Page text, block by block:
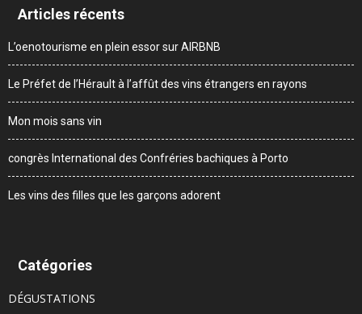
Articles récents
L’oenotourisme en plein essor sur AIRBNB
Le Préfet de l’Hérault à l’affût des vins étrangers en rayons
Mon mois sans vin
congrès International des Confréries bachiques à Porto
Les vins des filles que les garçons adorent
Catégories
DÉGUSTATIONS